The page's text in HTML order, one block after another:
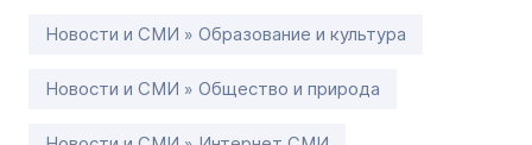
Новости и СМИ » Образование и культура
Новости и СМИ » Общество и природа